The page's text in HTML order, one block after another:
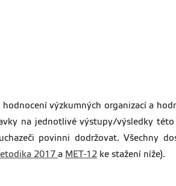
výzkumných organizací a
na jednotlivé výstupy/výsledky
povinni dodržovat. Všechny
2017 a MET-12 ke stažení níže).